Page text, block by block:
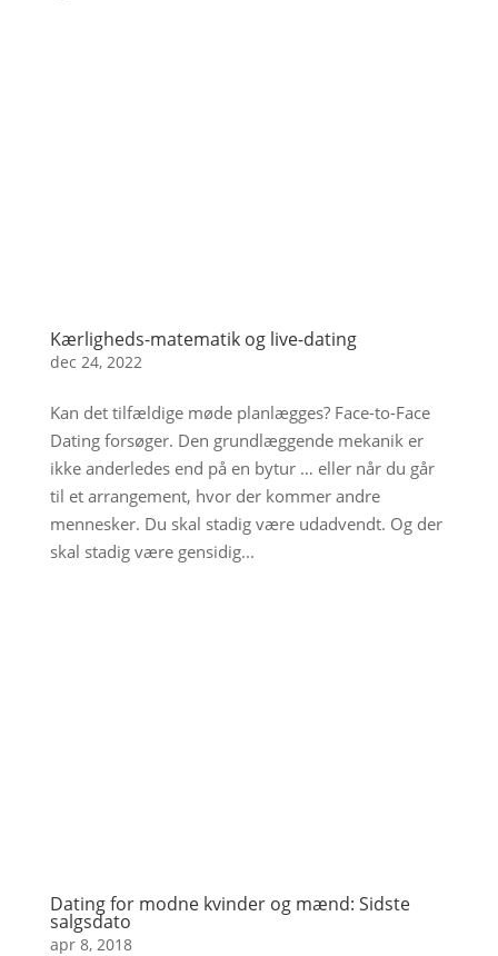
Kærligheds-matematik og live-dating
dec 24, 2022
Kan det tilfældige møde planlægges? Face-to-Face
Dating forsøger. Den grundlæggende mekanik er
ikke anderledes end på en bytur … eller når du går
til et arrangement, hvor der kommer andre
mennesker. Du skal stadig være udadvendt. Og der
skal stadig være gensidig...
Dating for modne kvinder og mænd: Sidste
salgsdato
apr 8, 2018